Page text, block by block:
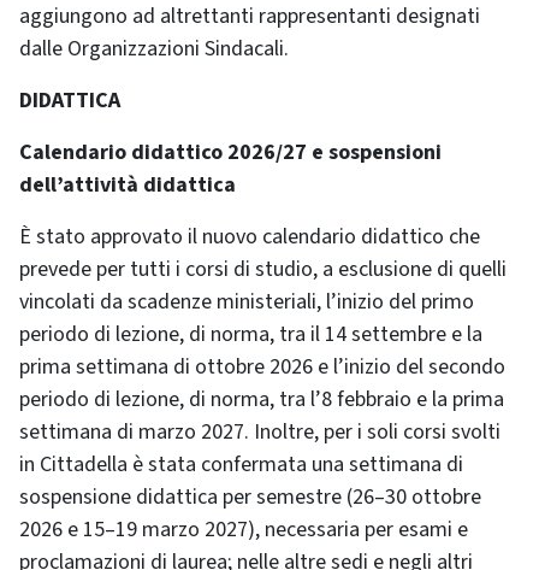
aggiungono ad altrettanti rappresentanti designati
dalle Organizzazioni Sindacali.
DIDATTICA
Calendario didattico 2026/27 e sospensioni
dell’attività didattica
È stato approvato il nuovo calendario didattico che
prevede per tutti i corsi di studio, a esclusione di quelli
vincolati da scadenze ministeriali, l’inizio del primo
periodo di lezione, di norma, tra il 14 settembre e la
prima settimana di ottobre 2026 e l’inizio del secondo
periodo di lezione, di norma, tra l’8 febbraio e la prima
settimana di marzo 2027. Inoltre, per i soli corsi svolti
in Cittadella è stata confermata una settimana di
sospensione didattica per semestre (26–30 ottobre
2026 e 15–19 marzo 2027), necessaria per esami e
proclamazioni di laurea; nelle altre sedi e negli altri